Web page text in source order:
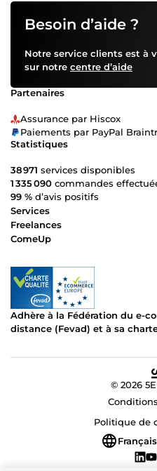
Besoin d’aide ?
Notre service clients est à
sur notre centre d’aide
Partenaires
Assurance par Hiscox
Paiements par PayPal
Statistiques
38 971 services disponibles
1 335 090 commandes
99 % d’avis positifs
Services
Freelances
ComeUp
Adhère à la Fédération du e-
distance (Fevad) et à sa
© 2026
Politique de